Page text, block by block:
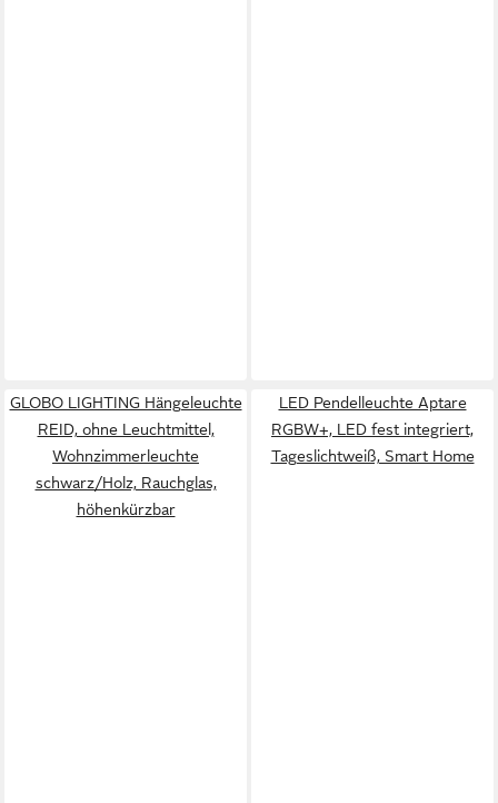
GLOBO LIGHTING Hängeleuchte
REID, ohne Leuchtmittel,
Wohnzimmerleuchte
schwarz/Holz, Rauchglas,
höhenkürzbar
LED Pendelleuchte Aptare
RGBW+, LED fest integriert,
Tageslichtweiß, Smart Home